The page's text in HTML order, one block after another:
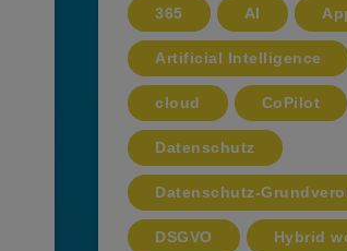
365 AI
Artificial Intelligence
cloud CoPilot
Datenschutz
Datenschutz-
DSGVO Hybrid